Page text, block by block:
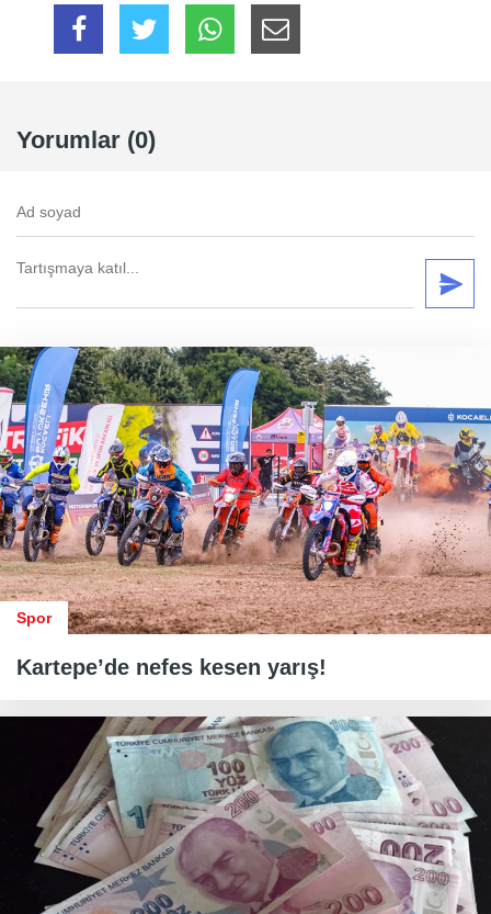
Yorumlar (0)
Spor
Kartepe’de nefes kesen yarış!